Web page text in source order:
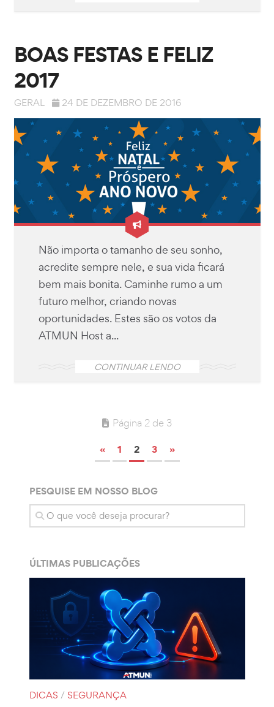
BOAS FESTAS E FELIZ
2017
GERAL 24 DE DEZEMBRO DE 2016
Não importa o tamanho de seu sonho,
acredite sempre nele, e sua vida ficará
bem mais bonita. Caminhe rumo a um
futuro melhor, criando novas
oportunidades. Estes são os votos da
ATMUN Host a...
CONTINUAR LENDO
Página 2 de 3
« 1 2 3 »
PESQUISE EM NOSSO BLOG
ÚLTIMAS PUBLICAÇÕES
DICAS / SEGURANÇA